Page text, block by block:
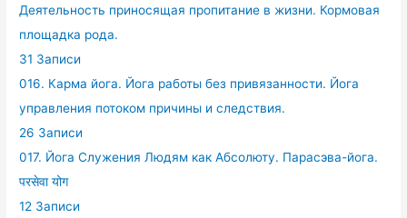
Деятельность приносящая пропитание в жизни. Кормовая
площадка рода.
31 Записи
016. Карма йога. Йога работы без привязанности. Йога
управления потоком причины и следствия.
26 Записи
017. Йога Служения Людям как Абсолюту. Парасэва-йога.
परसेवा योग
12 Записи